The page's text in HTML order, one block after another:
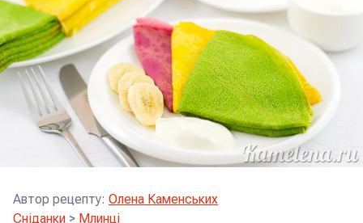
Автор рецепту: Олена Каменських
Сніданки > Млинці